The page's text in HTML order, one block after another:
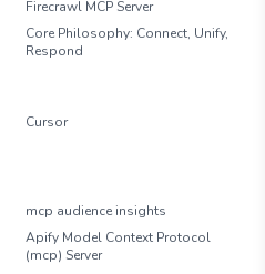
Firecrawl MCP Server
Core Philosophy: Connect, Unify,
Respond
Cursor
mcp audience insights
Apify Model Context Protocol
(mcp) Server